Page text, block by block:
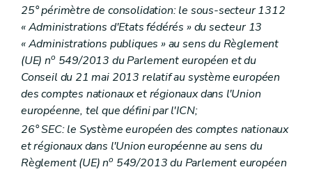
25° périmètre de consolidation: le sous-secteur 1312
« Administrations d'Etats fédérés » du secteur 13
« Administrations publiques » au sens du Règlement
(UE) no 549/2013 du Parlement européen et du
Conseil du 21 mai 2013 relatif au système européen
des comptes nationaux et régionaux dans l'Union
européenne, tel que défini par l'ICN;
26° SEC: le Système européen des comptes nationaux
et régionaux dans l'Union européenne au sens du
Règlement (UE) no 549/2013 du Parlement européen